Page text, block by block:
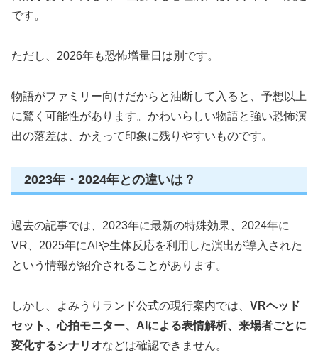
です。
ただし、2026年も恐怖増量日は別です。
物語がファミリー向けだからと油断して入ると、予想以上
に驚く可能性があります。かわいらしい物語と強い恐怖演
出の落差は、かえって印象に残りやすいものです。
2023年・2024年との違いは？
過去の記事では、2023年に最新の特殊効果、2024年に
VR、2025年にAIや生体反応を利用した演出が導入された
という情報が紹介されることがあります。
しかし、よみうりランド公式の現行案内では、 VRヘッド
セット、心拍モニター、AIによる表情解析、来場者ごとに
変化するシナリオなどは確認できません。